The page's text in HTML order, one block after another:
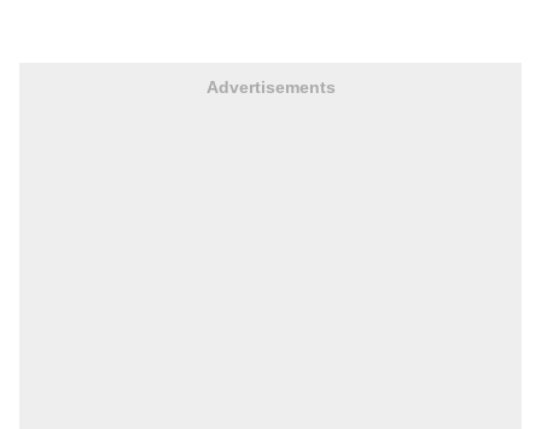
Advertisements